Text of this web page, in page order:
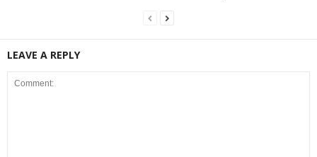
LEAVE A REPLY